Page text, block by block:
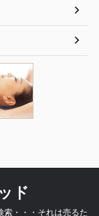
ド
・・・それは売るた